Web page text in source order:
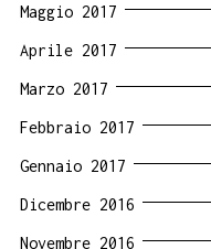
Maggio 2017
Aprile 2017
Marzo 2017
Febbraio 2017
Gennaio 2017
Dicembre 2016
Novembre 2016